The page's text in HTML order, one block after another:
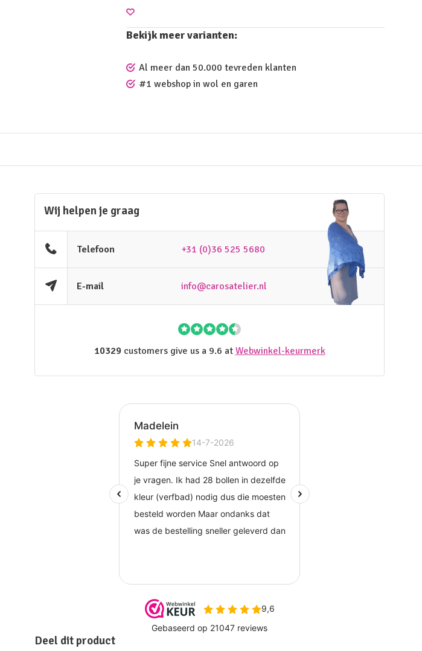
Bekijk meer varianten:
Al meer dan 50.000 tevreden klanten
#1 webshop in wol en garen
Wij helpen je graag
Telefoon +31 (0)36 525 5680
E-mail info@carosatelier.nl
10329customers give us a 9.6 at Webwinkel-keurmerk
Deel dit product